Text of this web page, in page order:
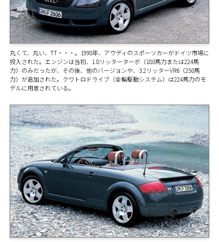
丸くて、丸い、TT・・・。1998年、アウディのスポーツカーがドイツ市場に
投入された。エンジンは当初、1.8リッターターボ（180馬力または224馬
力）のみだったが、その後、他のバージョンや、3.2リッターVR6（250馬
力）が追加された。クワトロドライブ（全輪駆動システム）は224馬力のモ
デルに用意されている。